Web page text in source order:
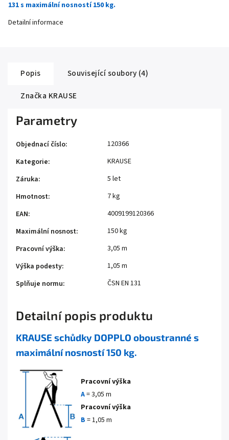
131 s maximální nosností 150 kg.
Detailní informace
Popis
Související soubory (4)
Značka KRAUSE
Detailní popis produktu
KRAUSE schůdky DOPPLO oboustranné s
maximální nosností 150 kg.
Pracovní výška
A= 3,05 m
Pracovní výška
B = 1,05 m
Parametry
Objednací číslo:
120366
Kategorie:
KRAUSE
Záruka:
5 let
Hmotnost:
7 kg
EAN:
4009199120366
Maximální nosnost:
150 kg
Pracovní výška:
3,05 m
Výška podesty:
1,05 m
Splňuje normu: ČSN EN 131